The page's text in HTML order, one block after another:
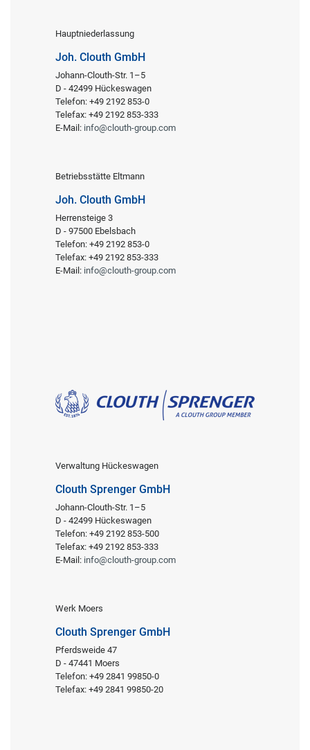
Hauptniederlassung
Joh. Clouth GmbH
Johann-Clouth-Str. 1–5
D - 42499 Hückeswagen
Telefon: +49 2192 853-0
Telefax: +49 2192 853-333
E-Mail: info@clouth-group.com
Betriebsstätte Eltmann
Joh. Clouth GmbH
Herrensteige 3
D - 97500 Ebelsbach
Telefon: +49 2192 853-0
Telefax: +49 2192 853-333
E-Mail: info@clouth-group.com
Verwaltung Hückeswagen
Clouth Sprenger GmbH
Johann-Clouth-Str. 1–5
D - 42499 Hückeswagen
Telefon: +49 2192 853-500
Telefax: +49 2192 853-333
E-Mail: info@clouth-group.com
Werk Moers
Clouth Sprenger GmbH
Pferdsweide 47
D - 47441 Moers
Telefon: +49 2841 99850-0
Telefax: +49 2841 99850-20